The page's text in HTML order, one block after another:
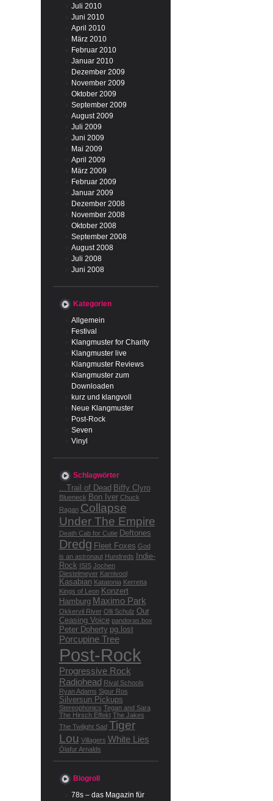
Juli 2010
Juni 2010
April 2010
März 2010
Februar 2010
Januar 2010
Dezember 2009
November 2009
Oktober 2009
September 2009
August 2009
Juli 2009
Juni 2009
Mai 2009
April 2009
März 2009
Februar 2009
Januar 2009
Dezember 2008
November 2008
Oktober 2008
September 2008
August 2008
Juli 2008
Juni 2008
Kategorien
Allgemein
Festival
Klangmuster for Charity
Klangmuster live
Klangmuster Reviews
Klangmuster zum
Downloaden
kurz und klangvoll
Neue Klangmuster
Post-Rock
Seven
Vinyl
Schlagwörter
...Trail of Dead Biffy Clyro
Blueneck Bon Iver Chuck
Ragan Collapse
Under The Empire
Death Cab for Cutie Deftones
Dredg Fleet Foxes God
is an astronaut Hundreds
Indie-
Rock ISIS Jochen
Diestelmeyer Karnivool
Kasabian Katatonia Kerretta
Kings of Leon Konzert
Hamburg Maximo Park
Okkervil River Olli Schulz Our
Ceasing Voice pandoras.box
Peter Doherty pg.lost
Porcupine Tree
Post-Rock
Progressive Rock
Radiohead Rival Schools
Ryan Adams Sigur Ros
Silversun Pickups
Stereophonics Tegan and Sara
The Hirsch Effekt The Jakes
The Twilight Sad Tiger
Lou Villagers White Lies
Ólafur Arnalds
Blogroll
78s – das Magazin für